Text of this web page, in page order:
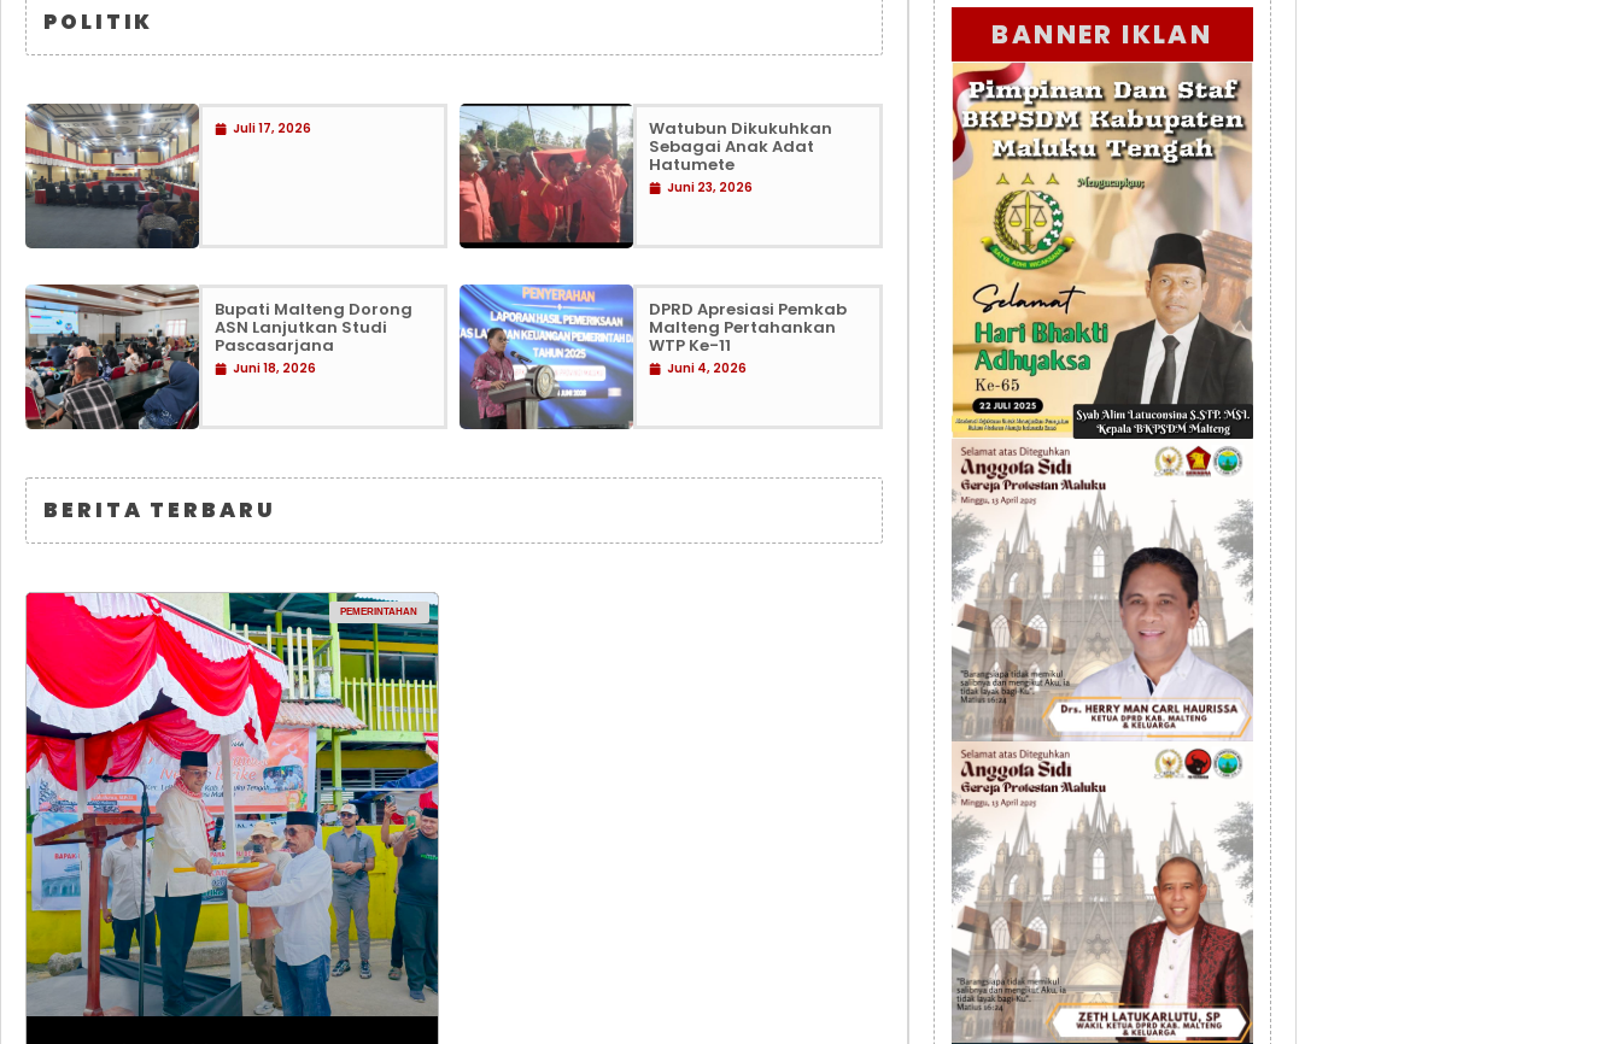
POLITIK
Juli 17, 2026 Watubun Dikukuhkan
Sebagai Anak Adat
Hatumete
Juni 23, 2026
Bupati Malteng Dorong
ASN Lanjutkan Studi
Pascasarjana
Juni 18, 2026
DPRD Apresiasi Pemkab
Malteng Pertahankan
WTP Ke-11
Juni 4, 2026
BERITA TERBARU
PEMERINTAHAN
BANNER IKLAN